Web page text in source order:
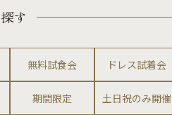
す
無料試食会 ドレス試着会
期間限定 土日祝のみ開催